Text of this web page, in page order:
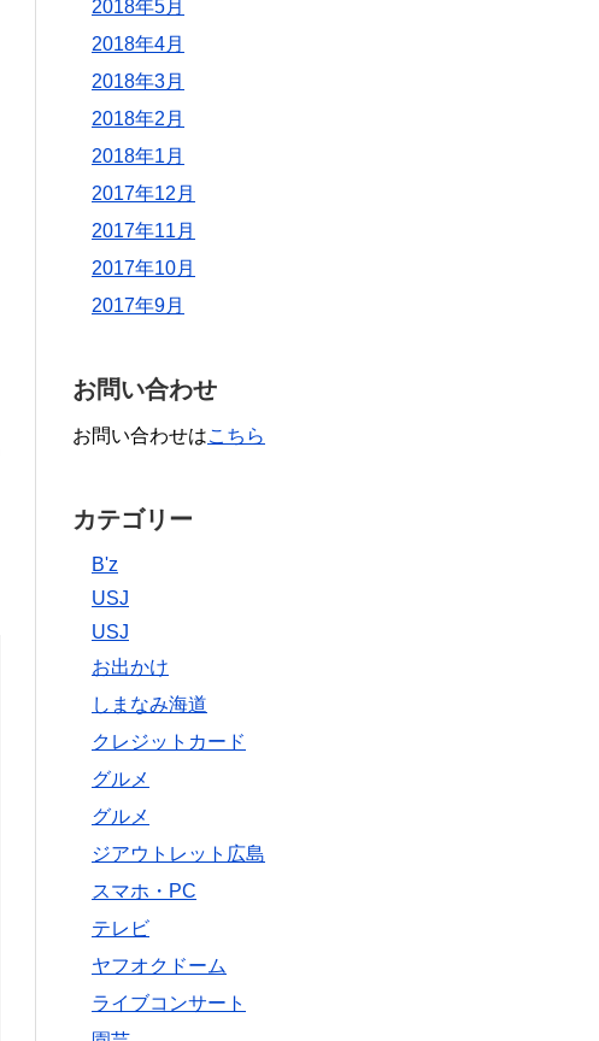
2018年5月
2018年4月
2018年3月
2018年2月
2018年1月
2017年12月
2017年11月
2017年10月
2017年9月
お問い合わせ
お問い合わせはこちら
カテゴリー
B'z
USJ
USJ
お出かけ
しまなみ海道
クレジットカード
グルメ
グルメ
ジアウトレット広島
スマホ・PC
テレビ
ヤフオクドーム
ライブコンサート